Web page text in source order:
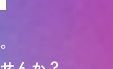
。